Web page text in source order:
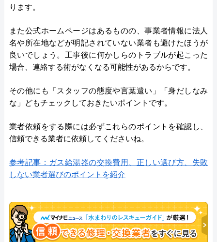
ります。
また公式ホームページはあるものの、事業者情報に法人
名や所在地などが明記されていない業者も避けたほうが
良いでしょう。工事後に何かしらのトラブルが起こった
場合、連絡する術がなくなる可能性があるからです。
その他にも「スタッフの態度や言葉遣い」「身だしなみ
な」どもチェックしておきたいポイントです。
業者依頼をする際には必ずこれらのポイントを確認し、
信頼できる業者に依頼してくださいね。
参考記事：ガス給湯器の交換費用、正しい選び方、失敗
しない業者選びのポイントを紹介